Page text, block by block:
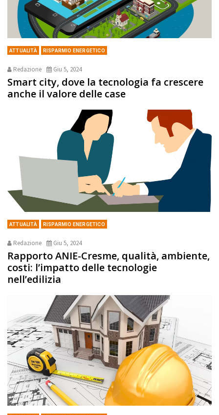
ATTUALITÀ RISPARMIO ENERGETICO
Redazione Giu 5, 2024
Smart city, dove la tecnologia fa crescere
anche il valore delle case
ATTUALITÀ RISPARMIO ENERGETICO
Redazione Giu 5, 2024
Rapporto ANIE-Cresme, qualità, ambiente,
costi: l’impatto delle tecnologie
nell’edilizia